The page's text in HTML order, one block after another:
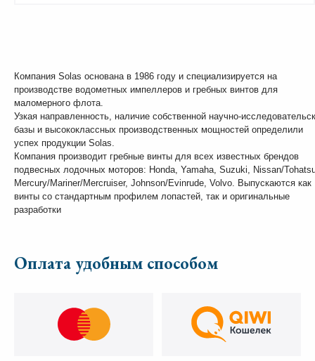
Компания Solas основана в 1986 году и специализируется на
производстве водометных импеллеров и гребных винтов для
маломерного флота.
Узкая направленность, наличие собственной научно-
базы и высококлассных производственных мощностей определили
успех продукции Solas.
Компания производит гребные винты для всех известных брендов
подвесных лодочных моторов: Honda, Yamaha, Suzuki, Nissan/
Mercury/Mariner/Mercruiser, Johnson/Evinrude, Volvo. Выпускаются как
винты со стандартным профилем лопастей, так и оригинальные
разработки
Оплата удобным способом